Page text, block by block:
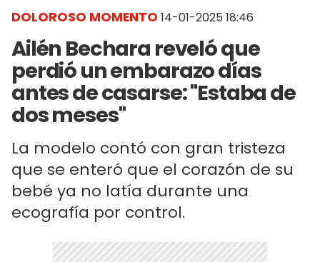
DOLOROSO MOMENTO 14-01-2025 18:46
Ailén Bechara reveló que
perdió un embarazo días
antes de casarse: "Estaba de
dos meses"
La modelo contó con gran tristeza
que se enteró que el corazón de su
bebé ya no latía durante una
ecografía por control.